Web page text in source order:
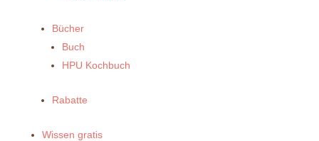
Bücher
Buch
HPU Kochbuch
Rabatte
Wissen gratis